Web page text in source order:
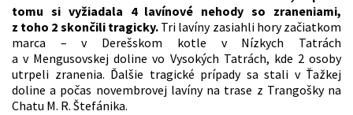
tomu si vyžiadala 4 lavínové nehody so zraneniami,
z toho 2 skončili tragicky.Tri lavíny zasiahli hory začiatkom
marca – v Derešskom kotle v Nízkych Tatrách
a v Mengusovskej doline vo Vysokých Tatrách, kde 2 osoby
utrpeli zranenia. Ďalšie tragické prípady sa stali v Ťažkej
doline a počas novembrovej lavíny na trase z Trangošky na
Chatu M. R. Štefánika.